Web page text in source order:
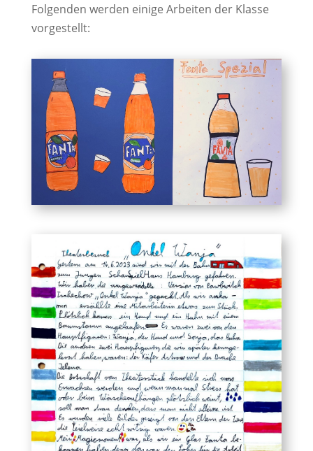
Folgenden werden einige Arbeiten der Klasse
vorgestellt: